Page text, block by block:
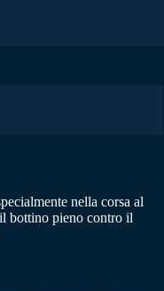
nella corsa al
bottino pieno contro il